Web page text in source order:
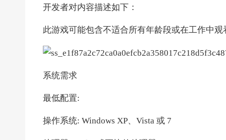
开发者对内容描述如下：
此游戏可能包含不适合所有年龄段或在工作中
系统需求
最低配置:
操作系统: Windows XP、Vista 或 7